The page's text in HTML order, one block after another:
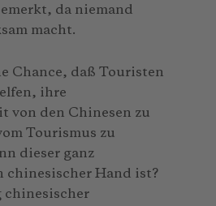
da niemand
macht.
Chance, daß Touristen
ihre
von den Chinesen zu
Tourismus zu
dieser ganz
chinesischer Hand ist?
chinesischer